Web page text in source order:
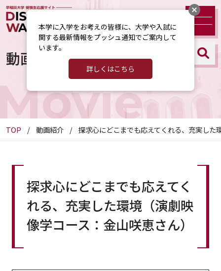
動画紹介
TOP 動画紹介 探求心にどこまでも応えてくれる、充実した
探求心にどこまでも応えてく
れる、充実した環境（演劇映
像学コース：金山咲恵さん）
本学に入学をお考えの皆様に、大学や入試に
関する最新情報をプッシュ通知でご案内して
います。
詳しくはこちら